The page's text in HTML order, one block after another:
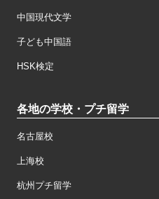
中国現代文学
子ども中国語
HSK検定
各地の学校・プチ留学
名古屋校
上海校
杭州プチ留学